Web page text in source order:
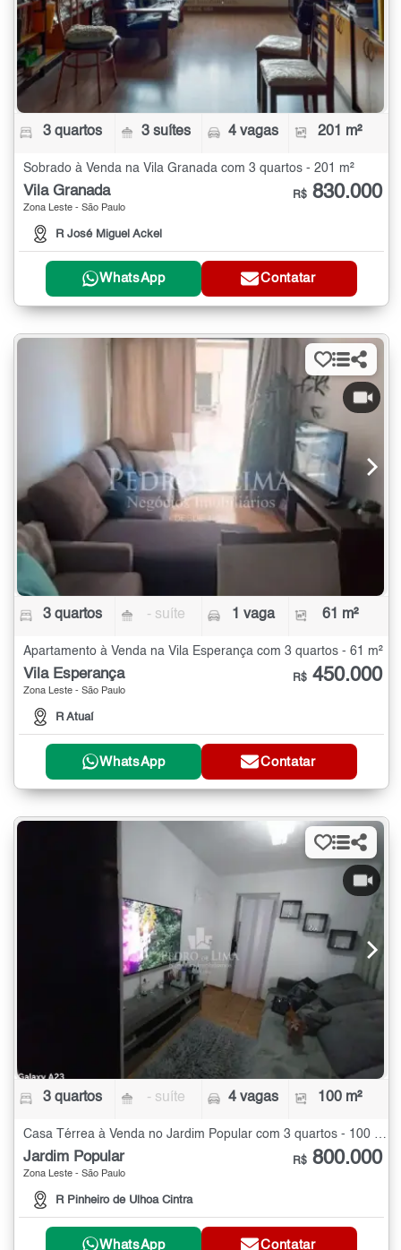
3 quartos 3 suítes 4 vagas 201 m²
Sobrado à Venda na Vila Granada com 3 quartos - 201 m²
Vila Granada
Zona Leste - São Paulo
R José Miguel Ackel
R$ 830.000
WhatsApp Contatar
3 quartos - suíte 1 vaga 61 m²
Apartamento à Venda na Vila Esperança com 3 quartos - 61 m²
Vila Esperança
Zona Leste - São Paulo
R Atuaí
R$ 450.000
WhatsApp Contatar
3 quartos - suíte 4 vagas 100 m²
Casa Térrea à Venda no Jardim Popular com 3 quartos - 100 m²
Jardim Popular
Zona Leste - São Paulo
R Pinheiro de Ulhoa Cintra
R$ 800.000
WhatsApp Contatar